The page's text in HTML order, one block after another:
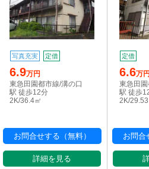
写真充実 定借
6.9万円
東急田園都市線/溝の口
駅 徒歩12分
2K/36.4㎡
お問合せする（無料）
詳細を見る
定借
6.6万円
東急田
駅 徒歩
2K/29.53
お問合